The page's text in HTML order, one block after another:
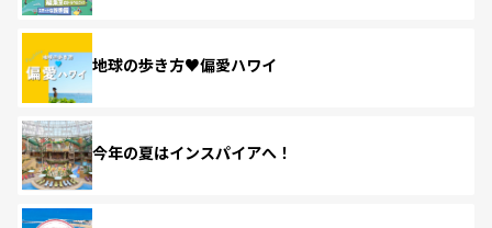
地球の歩き方♥偏愛ハワイ
今年の夏はインスパイアへ！